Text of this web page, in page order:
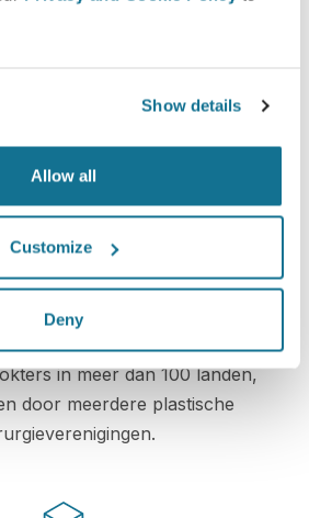
Show details
Allow all
Customize
Deny
zijn volledig versleuteld, uw
is beveiligd en prive.
High-Tech
3D simulatie voor plastische
procedures, reeds
in meer dan 100 landen,
door meerdere plastische